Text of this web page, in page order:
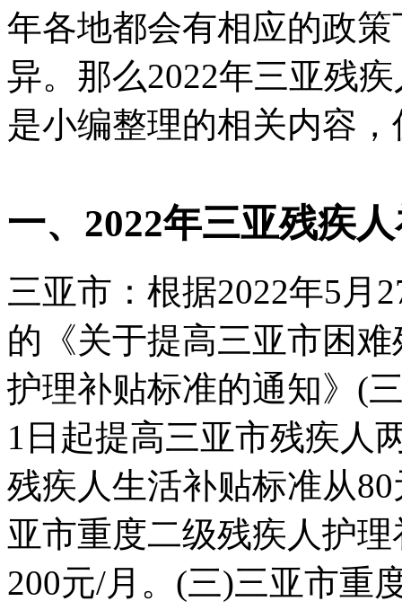
年各地都会有相应的政
异。那么2022年三亚残
是小编整理的相关内容
一、2022年三亚残疾
三亚市：根据2022年5月
的《关于提高三亚市困
护理补贴标准的通知》(
1日起提高三亚市残疾人
残疾人生活补贴标准从
亚市重度二级残疾人护
200元/月。(三)三亚市重